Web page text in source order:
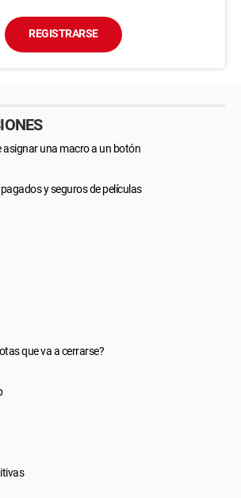
REGISTRARSE
asignar una macro a un botón
y seguros de películas
que va a cerrarse?